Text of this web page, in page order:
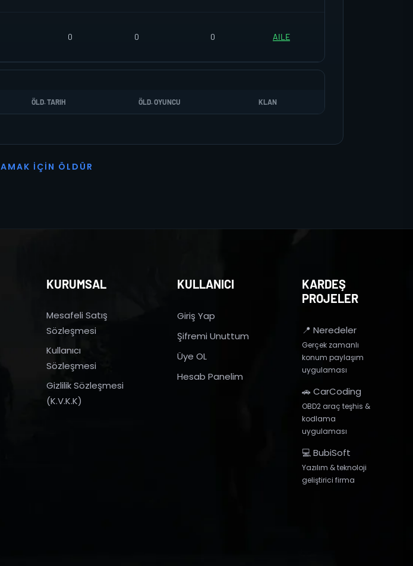
0 0 0 AILE
ÖLD. TARIH ÖLD. OYUNCU KLAN
AMAK İ ÇI N Ö L D Ü R
KURUMSAL
Mesafeli Satış
Sözleşmesi
Kullanıcı
Sözleşmesi
Gizlilik Sözleşmesi
(K.V.K.K)
KULLANICI
Giriş Yap
Şifremi Unuttum
Üye OL
Hesab Panelim
KARDEŞ
PROJELER
📍 Neredeler
Gerçek zamanlı
konum paylaşım
uygulaması
🚗 CarCoding
OBD2 araç teşhis &
kodlama
uygulaması
💻 BubiSoft
Yazılım & teknoloji
geliştirici firma